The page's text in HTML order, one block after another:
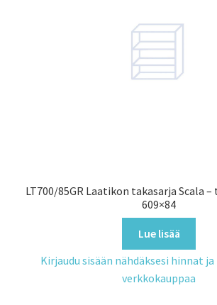
LT700/85GR Laatikon takasarja Scala
609×84
Lue lisää
Kirjaudu sisään nähdäksesi hinnat
verkkokauppaa